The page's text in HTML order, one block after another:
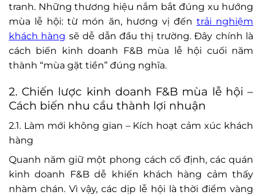
tranh. Những thương hiệu nắm bắt đúng xu hướng
mùa lễ hội: từ món ăn, hương vị đến trải nghiệm
khách hàng sẽ dễ dẫn đầu thị trường. Đây chính là
cách biến kinh doanh F&B mùa lễ hội cuối năm
thành “mùa gặt tiền” đúng nghĩa.
2. Chiến lược kinh doanh F&B mùa lễ hội –
Cách biến nhu cầu thành lợi nhuận
2.1. Làm mới không gian – Kích hoạt cảm xúc khách
hàng
Quanh năm giữ một phong cách cố định, các quán
kinh doanh F&B dễ khiến khách hàng cảm thấy
nhàm chán. Vì vậy, các dịp lễ hội là thời điểm vàng